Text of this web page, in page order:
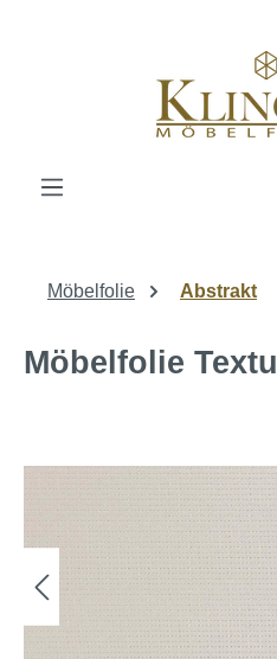
Möbelfolie Abstrakt
Möbelfolie